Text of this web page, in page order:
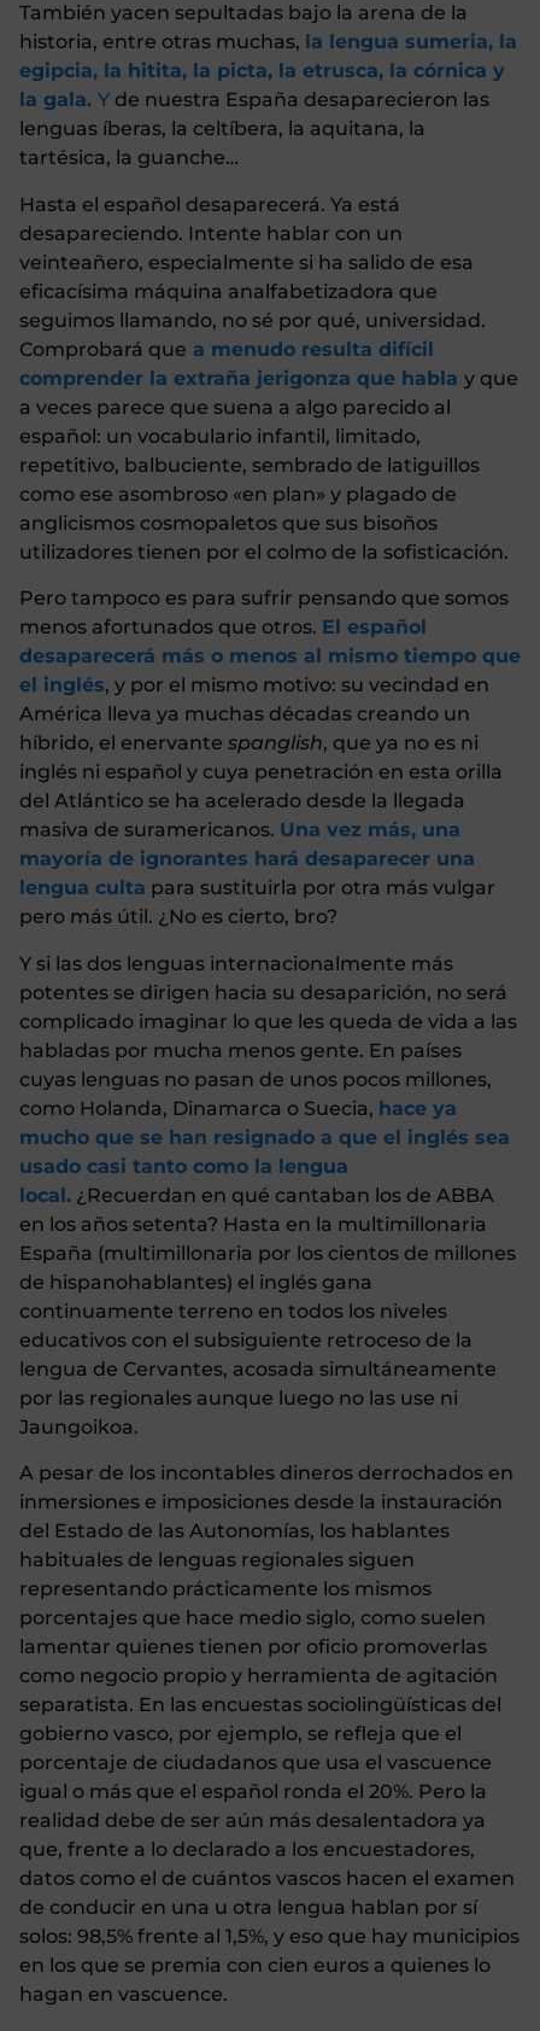
También yacen sepultadas bajo la arena de la
historia, entre otras muchas, la lengua sumeria, la
egipcia, la hitita, la picta, la etrusca, la córnica y
la gala. Y de nuestra España desaparecieron las
lenguas íberas, la celtíbera, la aquitana, la
tartésica, la guanche…
Hasta el español desaparecerá. Ya está
desapareciendo. Intente hablar con un
veinteañero, especialmente si ha salido de esa
eficacísima máquina analfabetizadora que
seguimos llamando, no sé por qué, universidad.
Comprobará que a menudo resulta difícil
comprender la extraña jerigonza que habla y que
a veces parece que suena a algo parecido al
español: un vocabulario infantil, limitado,
repetitivo, balbuciente, sembrado de latiguillos
como ese asombroso «en plan» y plagado de
anglicismos cosmopaletos que sus bisoños
utilizadores tienen por el colmo de la sofisticación.
Pero tampoco es para sufrir pensando que somos
menos afortunados que otros. El español
desaparecerá más o menos al mismo tiempo que
el inglés, y por el mismo motivo: su vecindad en
América lleva ya muchas décadas creando un
híbrido, el enervante spanglish, que ya no es ni
inglés ni español y cuya penetración en esta orilla
del Atlántico se ha acelerado desde la llegada
masiva de suramericanos. Una vez más, una
mayoría de ignorantes hará desaparecer una
lengua culta para sustituirla por otra más vulgar
pero más útil. ¿No es cierto, bro?
Y si las dos lenguas internacionalmente más
potentes se dirigen hacia su desaparición, no será
complicado imaginar lo que les queda de vida a las
habladas por mucha menos gente. En países
cuyas lenguas no pasan de unos pocos millones,
como Holanda, Dinamarca o Suecia, hace ya
mucho que se han resignado a que el inglés sea
usado casi tanto como la lengua
local. ¿Recuerdan en qué cantaban los de ABBA
en los años setenta? Hasta en la multimillonaria
España (multimillonaria por los cientos de millones
de hispanohablantes) el inglés gana
continuamente terreno en todos los niveles
educativos con el subsiguiente retroceso de la
lengua de Cervantes, acosada simultáneamente
por las regionales aunque luego no las use ni
Jaungoikoa.
A pesar de los incontables dineros derrochados en
inmersiones e imposiciones desde la instauración
del Estado de las Autonomías, los hablantes
habituales de lenguas regionales siguen
representando prácticamente los mismos
porcentajes que hace medio siglo, como suelen
lamentar quienes tienen por oficio promoverlas
como negocio propio y herramienta de agitación
separatista. En las encuestas sociolingüísticas del
gobierno vasco, por ejemplo, se refleja que el
porcentaje de ciudadanos que usa el vascuence
igual o más que el español ronda el 20%. Pero la
realidad debe de ser aún más desalentadora ya
que, frente a lo declarado a los encuestadores,
datos como el de cuántos vascos hacen el examen
de conducir en una u otra lengua hablan por sí
solos: 98,5% frente al 1,5%, y eso que hay municipios
en los que se premia con cien euros a quienes lo
hagan en vascuence.